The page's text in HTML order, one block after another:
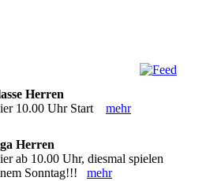
Herren
10.00 Uhr Start mehr
Herren
ab 10.00 Uhr, diesmal spielen
Sonntag!!! mehr